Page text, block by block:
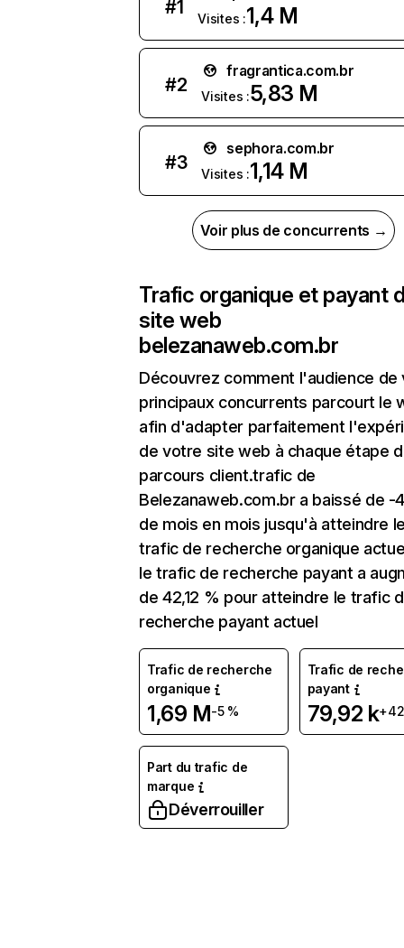
#1
Visites :1,4 M
#2
fragrantica.com.br
Visites :5,83 M
#3
sephora.com.br
Visites :1,14 M
Voir plus de concurrents →
Trafic organique et payant
site web
belezanaweb.com.br
Découvrez comment l'audience de
principaux concurrents parcourt le
afin d'adapter parfaitement
de votre site web à chaque étape
parcours client.trafic de
Belezanaweb.com.br a baissé de -
de mois en mois jusqu'à atteindre
trafic de recherche organique
le trafic de recherche payant a
de 42,12 % pour atteindre le trafic
recherche payant actuel
Trafic de recherche
organique
1,69 M-5 %
Trafic de
payant
79,92 k
Part du trafic de
marque
Déverrouiller